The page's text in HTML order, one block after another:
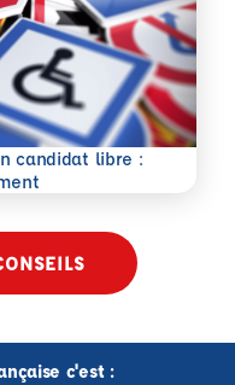
candidat libre :
c'est :